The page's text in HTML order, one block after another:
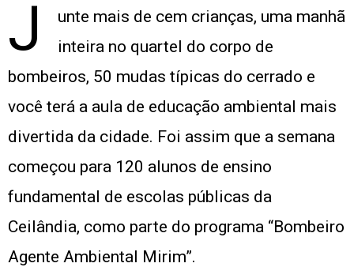
J
unte mais de cem crianças, uma manhã
inteira no quartel do corpo de
bombeiros, 50 mudas típicas do cerrado e
você terá a aula de educação ambiental mais
divertida da cidade. Foi assim que a semana
começou para 120 alunos de ensino
fundamental de escolas públicas da
Ceilândia, como parte do programa “Bombeiro
Agente Ambiental Mirim”.